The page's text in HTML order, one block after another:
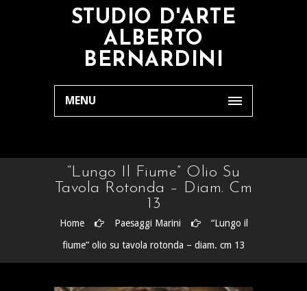
STUDIO D'ARTE
ALBERTO
BERNARDINI
MENU
“Lungo Il Fiume” Olio Su
Tavola Rotonda – Diam. Cm
13
Home Paesaggi Marini
“Lungo il
fiume” olio su tavola rotonda – diam. cm 13